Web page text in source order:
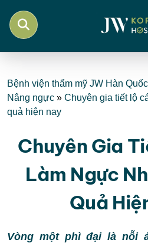
Bệnh viện thẩm mỹ JW Hàn Quốc
Nâng ngực » Chuyên gia tiết lộ
quả hiện nay
Chuyên Gia
Làm Ngực
Quả
Vòng một phì đại là nỗi